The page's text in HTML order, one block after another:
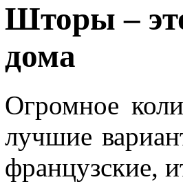
Шторы –
дома
Огромное
лучшие
французские,